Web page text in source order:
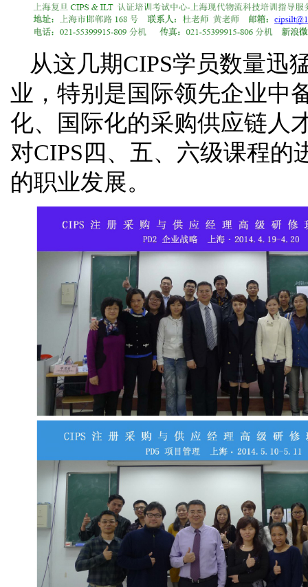
从这几期CIPS学员数量迅
业，特别是国际领先企业中
化、国际化的采购供应链人
对CIPS四、五、六级课程
的职业发展。